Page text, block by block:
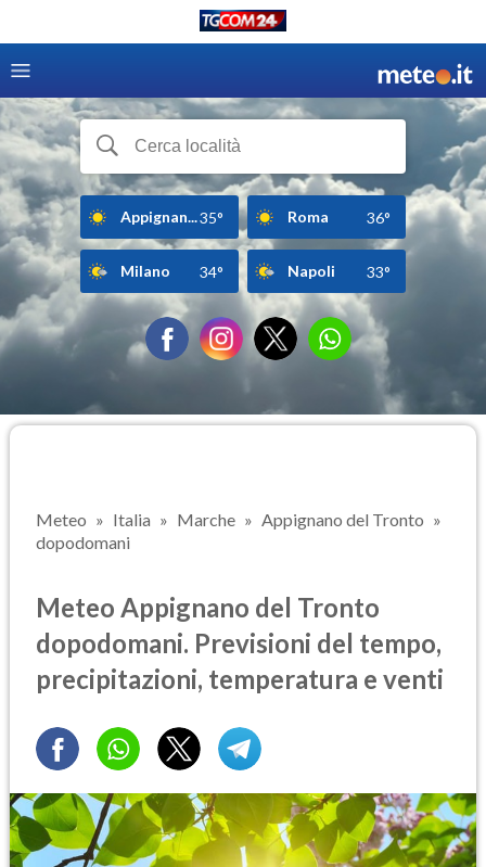
Appignan...35° Roma 36°
Milano 34° Napoli 33°
Meteo Italia Marche
Appignano del Tronto
dopodomani
Meteo Appignano del Tronto
dopodomani. Previsioni del tempo,
precipitazioni, temperatura e venti